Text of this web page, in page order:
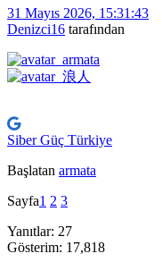
31 Mayıs 2026, 15:31:43
Denizci16 tarafından
Siber Güç Türkiye
Başlatan armata
Sayfa1 2 3
Yanıtlar: 27
Gösterim: 17,818